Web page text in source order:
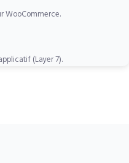
WooCommerce.
(Layer 7).